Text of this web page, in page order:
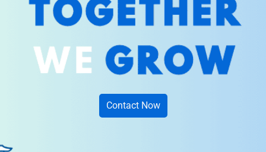
Contact Now